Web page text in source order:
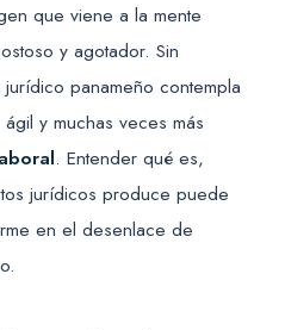
que viene a la mente
y agotador. Sin
panameño contempla
y muchas veces más
. Entender qué es,
jurídicos produce puede
en el desenlace de